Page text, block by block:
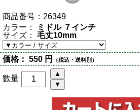
商品番号： 26349
カラー：
ミドル ７インチ
サイズ：
毛丈10mm
価格： 550 円 （税込・送料別）
数量